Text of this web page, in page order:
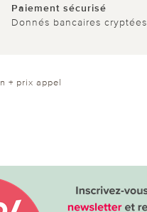
Paiement sécurisé
Donnés bancaires cryptées
+ prix appel